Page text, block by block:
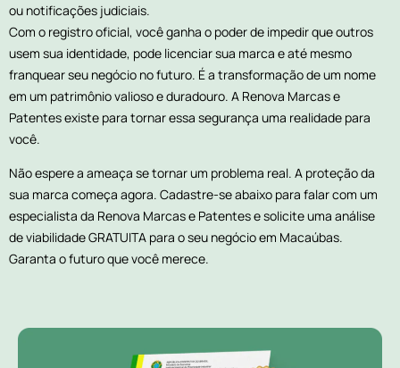
ou notificações judiciais.
Com o registro oficial, você ganha o poder de impedir que outros
usem sua identidade, pode licenciar sua marca e até mesmo
franquear seu negócio no futuro. É a transformação de um nome
em um patrimônio valioso e duradouro. A Renova Marcas e
Patentes existe para tornar essa segurança uma realidade para
você.
Não espere a ameaça se tornar um problema real. A proteção da
sua marca começa agora. Cadastre-se abaixo para falar com um
especialista da Renova Marcas e Patentes e solicite uma análise
de viabilidade GRATUITA para o seu negócio em Macaúbas.
Garanta o futuro que você merece.